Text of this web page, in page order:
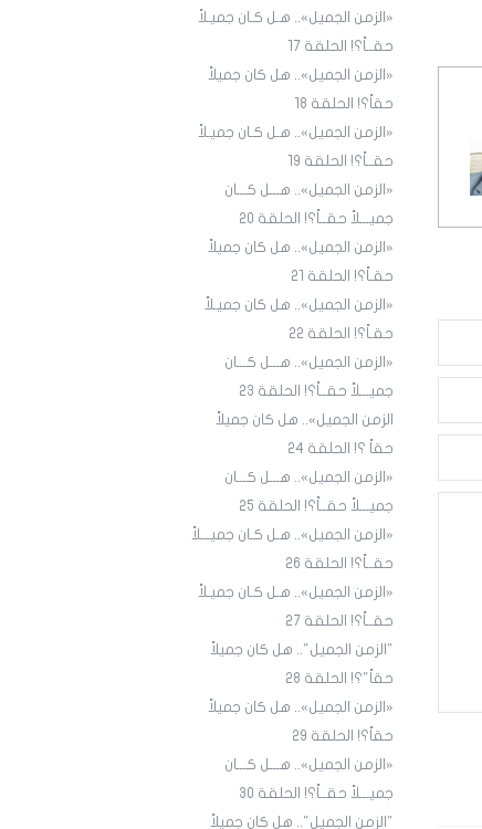
«الزمن الجميل».. هـل كـان جميـلاً
حقــاً؟! الحلقة 17
«الزمن الجميل».. هل كان جميلاً
حقاً؟! الحلقة 18
«الزمن الجميل».. هـل كـان جميـلاً
حقــاً؟! الحلقة 19
«الزمن الجميل».. هـــل كـــان
جميـــلاً حقــاً؟! الحلقة 20
«الزمن الجميل».. هل كان جميلاً
حقـاً؟! الحلقة 21
«الزمن الجميل».. هل كان جميـلاً
حقـاً؟! الحلقة ٢٢
«الزمن الجميل».. هـــل كـــان
جميـــلاً حقــاً؟! الحلقة 23
الزمن الجميل».. هل كان جميلاً
حقاً ؟! الحلقة 24
«الزمن الجميل».. هـــل كـــان
جميـــلاً حقــاً؟! الحلقة 25
«الزمن الجميل».. هـل كـان جميـــلاً
حقــاً؟! الحلقة 26
«الزمن الجميل».. هـل كـان جميـلاً
حقــاً؟! الحلقة 27
"الزمن الجميل".. هل كان جميلاً
حقاً"؟! الحلقة 28
«الزمن الجميل».. هل كان جميلاً
حقاً؟! الحلقة 29
«الزمن الجميل».. هـــل كـــان
جميـــلاً حقــاً؟! الحلقة 30
"الزمن الجميل".. هل كان جميلاً